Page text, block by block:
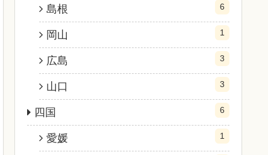
島根 6
岡山 1
広島 3
山口 3
四国 6
愛媛 1